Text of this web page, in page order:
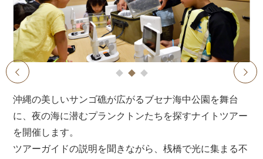
prev next
沖縄の美しいサンゴ礁が広がるブセナ海中公園を舞台
に、夜の海に潜むプランクトンたちを探すナイトツアー
を開催します。
ツアーガイドの説明を聞きながら、桟橋で光に集まる不